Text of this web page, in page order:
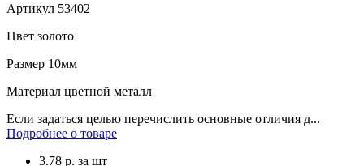
Артикул 53402
Цвет золото
Размер 10мм
Материал цветной металл
Если задаться целью перечислить основные отличия д...
Подробнее о товаре
3.78 р. за шт